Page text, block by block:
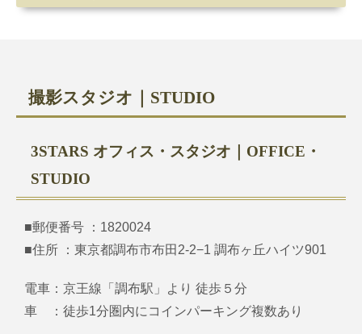
撮影スタジオ｜STUDIO
3STARS オフィス・スタジオ｜OFFICE・
STUDIO
■郵便番号 ：1820024
■住所 ：東京都調布市布田2-2−1 調布ヶ丘ハイツ901
電車：京王線「調布駅」より 徒歩５分
車 ：徒歩1分圏内にコインパーキング複数あり